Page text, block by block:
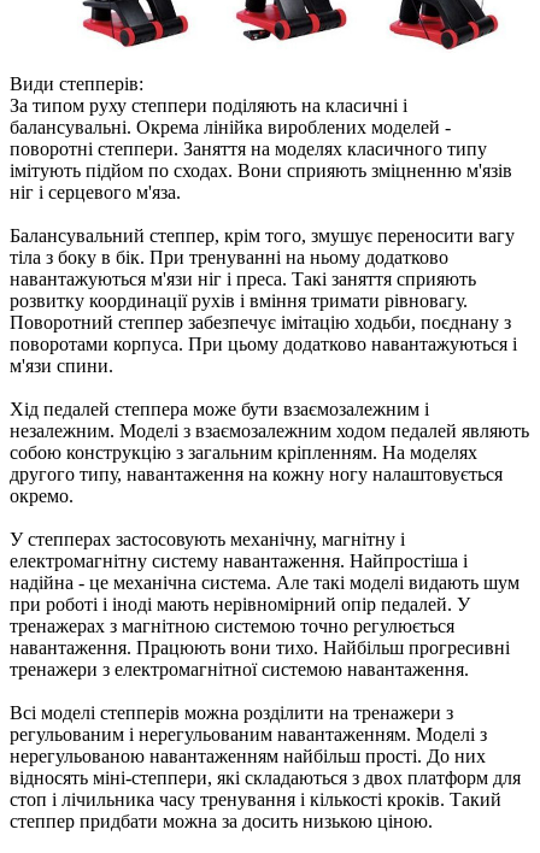
Види степперiв:
За типом руху степпери поділяють на класичні і
балансувальні. Окрема лінійка вироблених моделей -
поворотні степпери. Заняття на моделях класичного типу
імітують підйом по сходах. Вони сприяють зміцненню м'язів
ніг і серцевого м'яза.
Балансувальний степпер, крім того, змушує переносити вагу
тіла з боку в бік. При тренуванні на ньому додатково
навантажуються м'язи ніг і преса. Такі заняття сприяють
розвитку координації рухів і вміння тримати рівновагу.
Поворотний степпер забезпечує імітацію ходьби, поєднану з
поворотами корпуса. При цьому додатково навантажуються і
м'язи спини.
Хід педалей степпера може бути взаємозалежним і
незалежним. Моделі з взаємозалежним ходом педалей являють
собою конструкцію з загальним кріпленням. На моделях
другого типу, навантаження на кожну ногу налаштовується
окремо.
У степперах застосовують механічну, магнітну і
електромагнітну систему навантаження. Найпростіша і
надійна - це механічна система. Але такі моделі видають шум
при роботі і іноді мають нерівномірний опір педалей. У
тренажерах з магнітною системою точно регулюється
навантаження. Працюють вони тихо. Найбільш прогресивні
тренажери з електромагнітної системою навантаження.
Всі моделі степперiв можна розділити на тренажери з
регульованим і нерегульованим навантаженням. Моделі з
нерегульованою навантаженням найбільш прості. До них
відносять міні-степпери, які складаються з двох платформ для
стоп і лічильника часу тренування і кількості кроків. Такий
степпер придбати можна за досить низькою ціною.